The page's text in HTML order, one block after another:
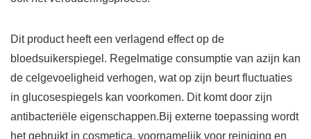
Dit product heeft een verlagend effect op de
bloedsuikerspiegel. Regelmatige consumptie van azijn kan
de celgevoeligheid verhogen, wat op zijn beurt fluctuaties
in glucosespiegels kan voorkomen. Dit komt door zijn
antibacteriële eigenschappen.Bij externe toepassing wordt
het gebruikt in cosmetica, voornamelijk voor reiniging en